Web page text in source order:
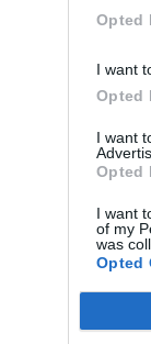
Opted
I want
Opted
I want
Opted
I want
of my
was
Opted